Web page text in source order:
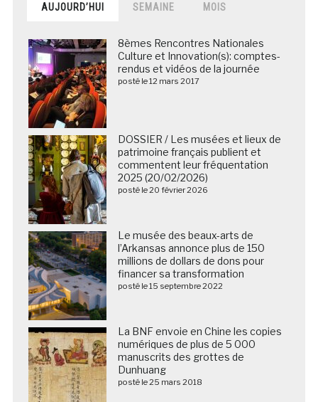
AUJOURD’HUI SEMAINE MOIS
8èmes Rencontres Nationales
Culture et Innovation(s): comptes-
rendus et vidéos de la journée
posté le 12 mars 2017
DOSSIER / Les musées et lieux de
patrimoine français publient et
commentent leur fréquentation
2025 (20/02/2026)
posté le 20 février 2026
Le musée des beaux-arts de
l’Arkansas annonce plus de 150
millions de dollars de dons pour
financer sa transformation
posté le 15 septembre 2022
La BNF envoie en Chine les copies
numériques de plus de 5 000
manuscrits des grottes de
Dunhuang
posté le 25 mars 2018